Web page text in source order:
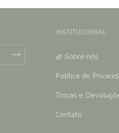
INSTITUCIONAL
🌿 Sobre nós
Política de
Trocas e
Contato